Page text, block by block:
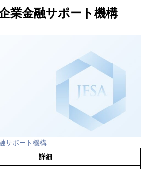
業金融サポート機構
サポート機構
詳細